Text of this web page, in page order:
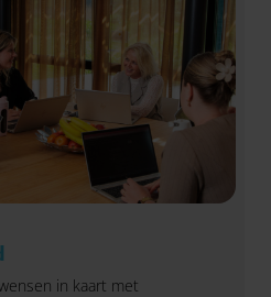
in kaart met